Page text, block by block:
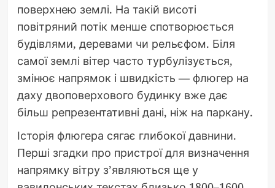
поверхнею землі. На такій висоті
повітряний потік менше спотворюється
будівлями, деревами чи рельєфом. Біля
самої землі вітер часто турбулізується,
змінює напрямок і швидкість — флюгер на
даху двоповерхового будинку вже дає
більш репрезентативні дані, ніж на паркану.
Історія флюгера сягає глибокої давнини.
Перші згадки про пристрої для визначення
напрямку вітру з’являються ще у